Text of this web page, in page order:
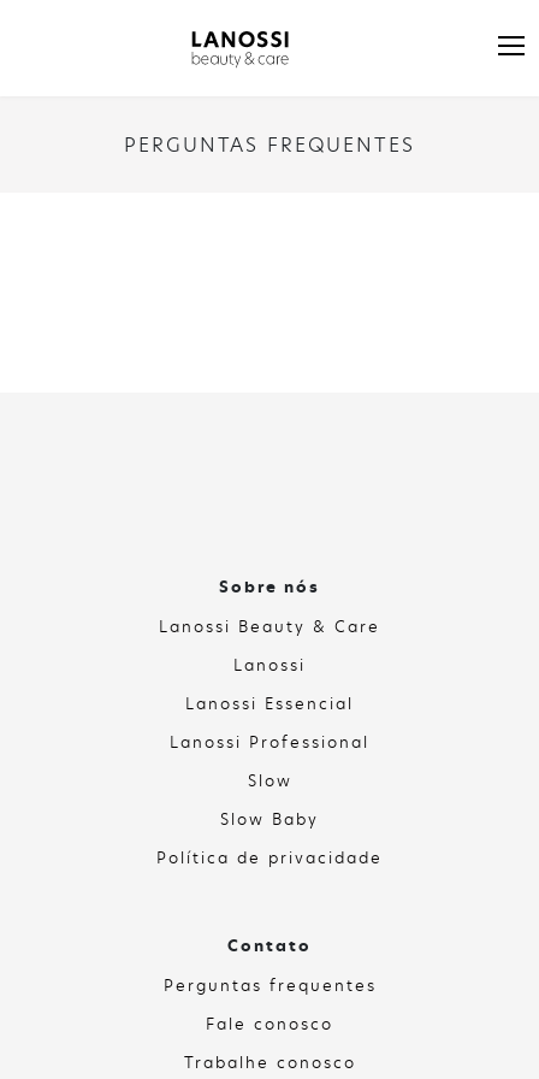
PERGUNTAS FREQUENTES
Sobre nós
Lanossi Beauty & Care
Lanossi
Lanossi Essencial
Lanossi Professional
Slow
Slow Baby
Política de privacidade
Contato
Perguntas frequentes
Fale conosco
Trabalhe conosco